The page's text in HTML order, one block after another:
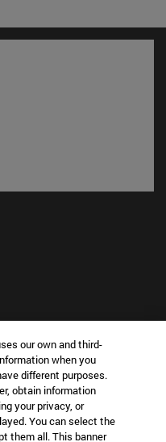
en nueva ventana)
nueva ventana)
our own and third-
when you
different purposes.
obtain information
your privacy, or
You can select the
them all. This banner